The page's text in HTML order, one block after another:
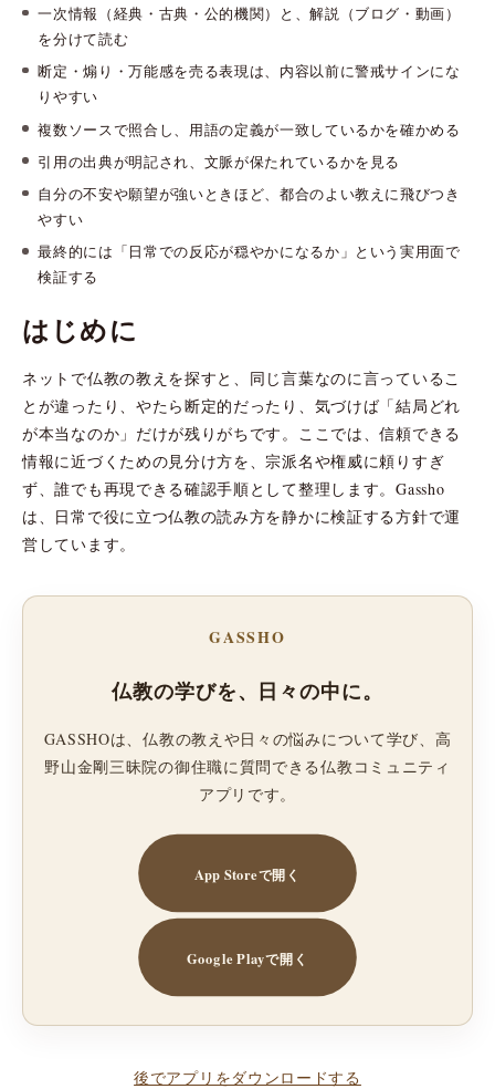
一次情報（経典・古典・公的機関）と、解説（ブログ・動画）
を分けて読む
断定・煽り・万能感を売る表現は、内容以前に警戒サインにな
りやすい
複数ソースで照合し、用語の定義が一致しているかを確かめる
引用の出典が明記され、文脈が保たれているかを見る
自分の不安や願望が強いときほど、都合のよい教えに飛びつき
やすい
最終的には「日常での反応が穏やかになるか」という実用面で
検証する
はじめに
ネットで仏教の教えを探すと、同じ言葉なのに言っているこ
とが違ったり、やたら断定的だったり、気づけば「結局どれ
が本当なのか」だけが残りがちです。ここでは、信頼できる
情報に近づくための見分け方を、宗派名や権威に頼りすぎ
ず、誰でも再現できる確認手順として整理します。Gassho
は、日常で役に立つ仏教の読み方を静かに検証する方針で運
営しています。
GASSHO
仏教の学びを、日々の中に。
GASSHOは、仏教の教えや日々の悩みについて学び、高
野山金剛三昧院の御住職に質問できる仏教コミュニティ
アプリです。
App Storeで開く
Google Playで開く
後でアプリをダウンロードする